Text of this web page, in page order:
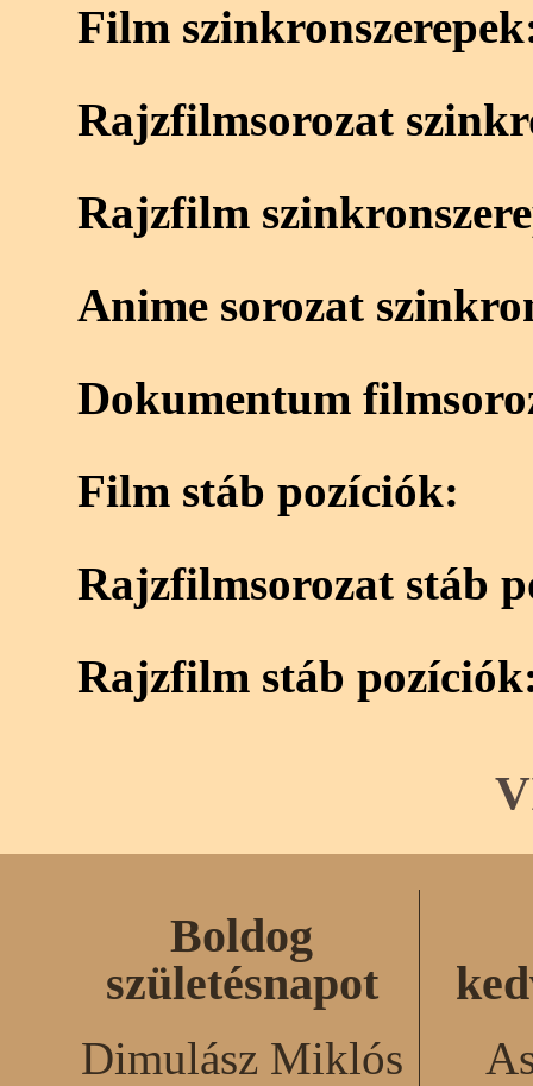
Film
Rajzfilmsorozat
Rajzfilm
Anime sorozat
Dokumentum
Film stáb pozíciók:
Rajzfilmsorozat stáb
Rajzfilm stáb
Boldog
születésnapot
Dimulász Miklós